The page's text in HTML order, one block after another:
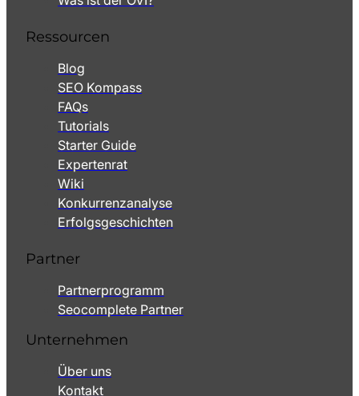
Ressourcen
Blog
SEO Kompass
FAQs
Tutorials
Starter Guide
Expertenrat
Wiki
Konkurrenzanalyse
Erfolgsgeschichten
Partner
Partnerprogramm
Seocomplete Partner
Unternehmen
Über uns
Kontakt